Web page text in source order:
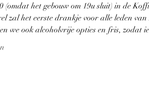
(omdat het gebouw om 19u sluit) in de
zal het eerste drankje voor alle leden
we ook alcoholvrije opties en fris, zodat